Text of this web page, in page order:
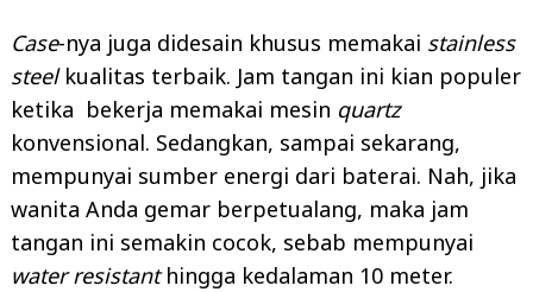
Case-nya juga didesain khusus memakai stainless
steelkualitas terbaik. Jam tangan ini kian populer
ketika bekerja memakai mesin quartz
konvensional. Sedangkan, sampai sekarang,
mempunyai sumber energi dari baterai. Nah, jika
wanita Anda gemar berpetualang, maka jam
tangan ini semakin cocok, sebab mempunyai
water resistanthingga kedalaman 10 meter.